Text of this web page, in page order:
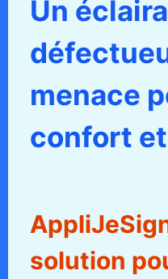
Un
menace
confort
solution